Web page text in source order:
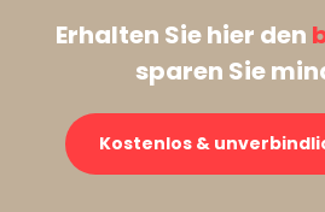
Erhalten Sie hier den
sparen Sie
Kostenlos &